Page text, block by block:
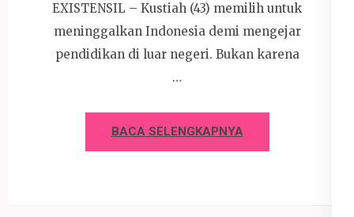
EXISTENSIL – Kustiah (43) memilih untuk
meninggalkan Indonesia demi mengejar
pendidikan di luar negeri. Bukan karena
…
BACA SELENGKAPNYA